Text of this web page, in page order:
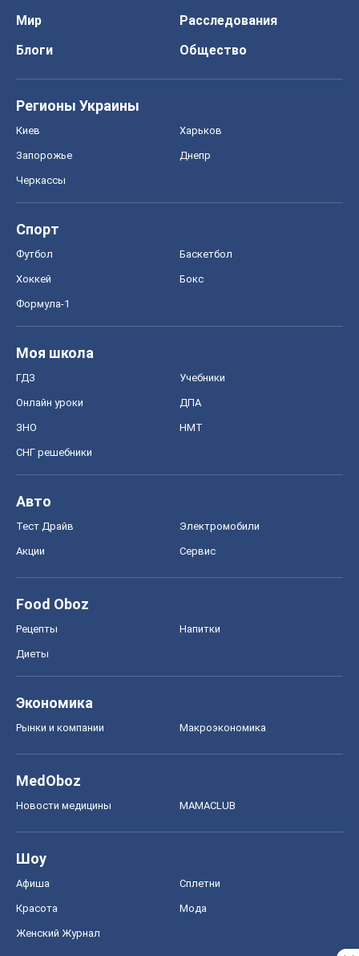
Мир
Расследования
Блоги
Общество
Регионы Украины
Киев Харьков
Запорожье Днепр
Черкассы
Спорт
Футбол Баскетбол
Хоккей Бокс
Формула-1
Моя школа
ГДЗ Учебники
Онлайн уроки ДПА
ЗНО НМТ
СНГ решебники
Авто
Тест Драйв Электромобили
Акции Сервис
Food Oboz
Рецепты Напитки
Диеты
Экономика
Рынки и компании Mакроэкономика
MedOboz
Новости медицины MAMACLUB
Шоу
Афиша Сплетни
Красота Мода
Женский Журнал